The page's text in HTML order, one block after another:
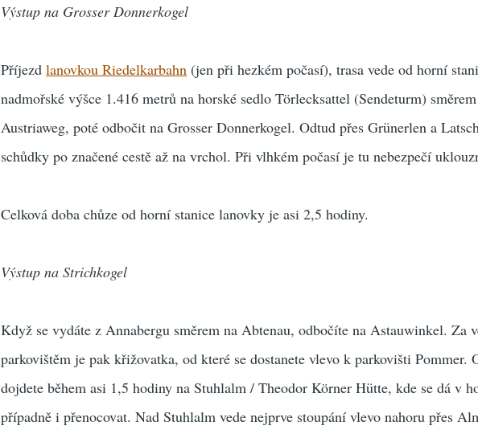
Výstup na Grosser Donnerkogel
Příjezdlanovkou Riedelkarbahn (jen při hezkém počasí), trasa vede od horní
nadmořské výšce 1.416 metrů na horské sedlo Törlecksattel (Sendeturm)
Austriaweg, poté odbočit na Grosser Donnerkogel. Odtud přes Grünerlen a
schůdky po značené cestě až na vrchol. Při vlhkém počasí je tu nebezpečí
Celková doba chůze od horní stanice lanovky je asi 2,5 hodiny.
Výstup na Strichkogel
Když se vydáte z Annabergu směrem na Abtenau, odbočíte na Astauwinkel. Za
parkovištěm je pak křižovatka, od které se dostanete vlevo k parkovišti Pommer.
dojdete během asi 1,5 hodiny na Stuhlalm / Theodor Körner Hütte, kde se dá v
případně i přenocovat. Nad Stuhlalm vede nejprve stoupání vlevo nahoru přes